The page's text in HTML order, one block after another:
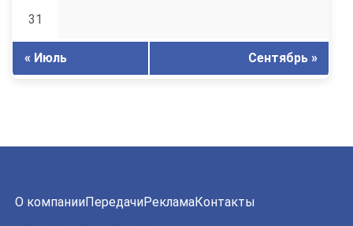
31
« Июль Сентябрь »
О компанииПередачиРекламаКонтакты